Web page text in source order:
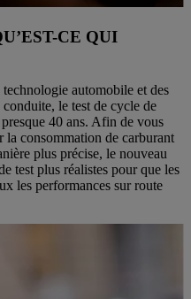
CE QUI
automobile et des
le test de cycle de
40 ans. Afin de vous
la consommation de carburant
plus précise, le nouveau
test plus réalistes pour que les
les performances sur route